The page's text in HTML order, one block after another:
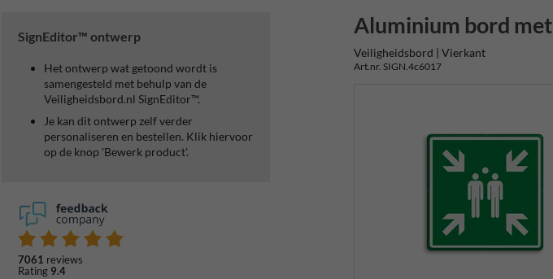
SignEditor™ ontwerp
Het ontwerp wat getoond wordt is
samengesteld met behulp van de
Veiligheidsbord.nl SignEditor™.
Je kan dit ontwerp zelf verder
personaliseren en bestellen. Klik hiervoor
op de knop 'Bewerk product'.
7061 reviews
Rating 9.4
Aluminium bord
Veiligheidsbord | Vierkant
Art.nr. SIGN.4c6017